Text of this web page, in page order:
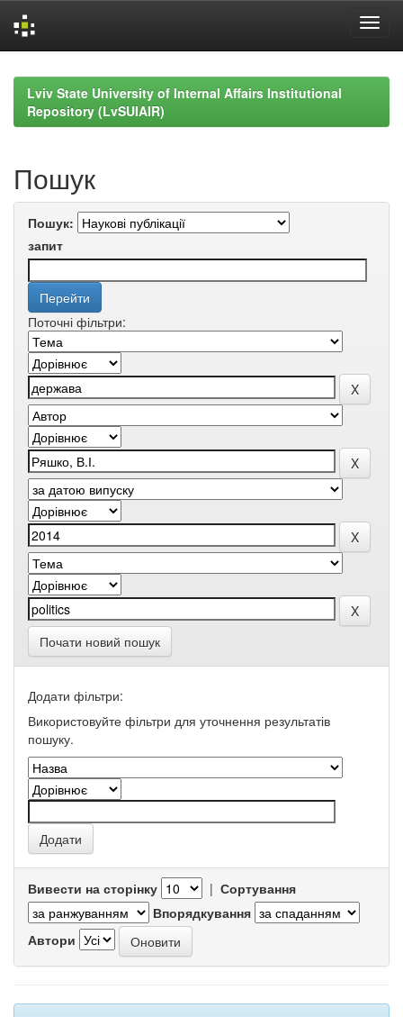
navigationLviv State University of Internal Affairs Institutional
Repository (LvSUIAIR)
Пошук
Пошук:
запит
Поточні фільтри:
Почати новий пошук
Додати фільтри:
Використовуйте фільтри для уточнення результатів
пошуку.
Вивести на сторінку | Сортування
Впорядкування
Автори